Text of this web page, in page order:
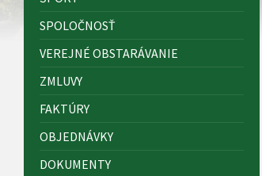
SPOLOČNOSŤ
VEREJNÉ OBSTARÁVANIE
ZMLUVY
FAKTÚRY
OBJEDNÁVKY
DOKUMENTY